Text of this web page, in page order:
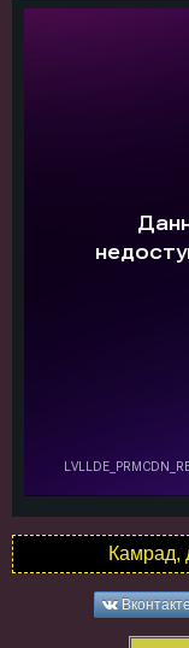
Камрад,